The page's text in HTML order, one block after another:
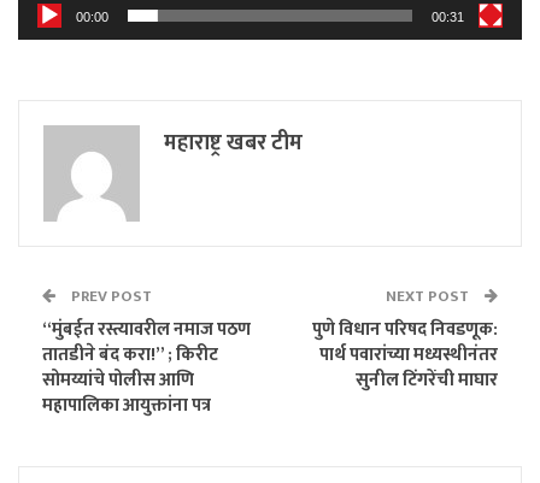
00:00 00:31
महाराष्ट्र खबर टीम
PREV POST
“मुंबईत रस्त्यावरील नमाज पठण
तातडीने बंद करा!” ; किरीट
सोमय्यांचे पोलीस आणि
महापालिका आयुक्तांना पत्र
NEXT POST
पुणे विधान परिषद निवडणूक:
पार्थ पवारांच्या मध्यस्थीनंतर
सुनील टिंगरेंची माघार